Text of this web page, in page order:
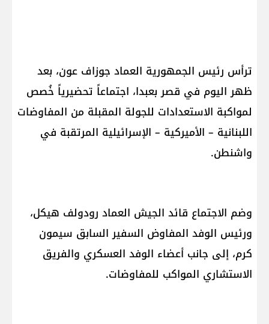
ترأس رئيس الجمهورية العماد جوزاف عون، بعد
ظهر اليوم في قصر بعبدا، اجتماعاً تحضيرياً خُصص
لمواكبة الاستعدادات للجولة المقبلة من المفاوضات
اللبنانية – الأميركية – الإسرائيلية المرتقبة في
واشنطن.
وضم الاجتماع قائد الجيش العماد رودولف هيكل،
ورئيس الوفد المفاوض السفير السابق سيمون
كرم، إلى جانب أعضاء الوفد العسكري والفريق
الاستشاري المواكب للمفاوضات.